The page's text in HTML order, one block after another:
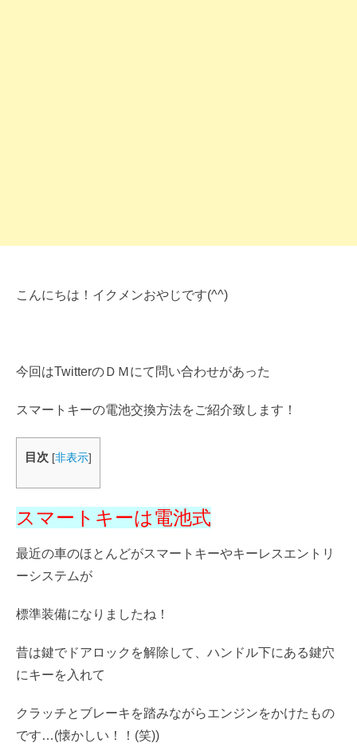
こんにちは！イクメンおやじです(^^)
今回はTwitterのＤＭにて問い合わせがあった
スマートキーの電池交換方法をご紹介致します！
目次 [非表示]
スマートキーは電池式
最近の車のほとんどがスマートキーやキーレスエントリ
ーシステムが
標準装備になりましたね！
昔は鍵でドアロックを解除して、ハンドル下にある鍵穴
にキーを入れて
クラッチとブレーキを踏みながらエンジンをかけたもの
です…(懐かしい！！(笑))